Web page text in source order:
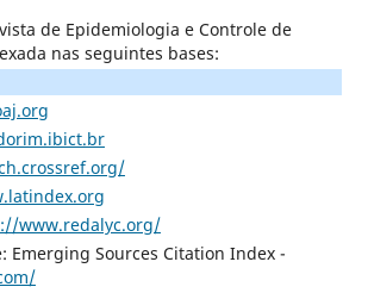
de Epidemiologia e Controle de
nas seguintes bases:
www.redalyc.org/
Emerging Sources Citation Index -